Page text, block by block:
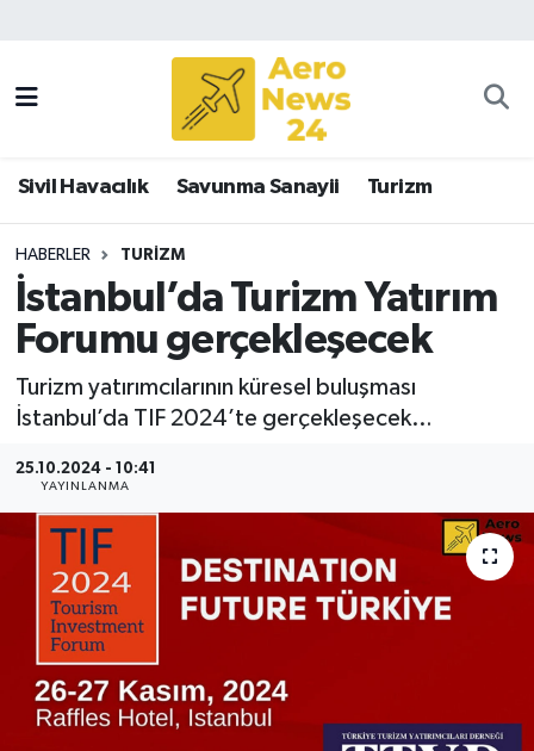
Sivil Havacılık Savunma Sanayii Turizm
HABERLER TURIZM
İstanbul’da Turizm Yatırım
Forumu gerçekleşecek
Turizm yatırımcılarının küresel buluşması
İstanbul’da TIF 2024’te gerçekleşecek…
25.10.2024 - 10:41
YAYINLANMA